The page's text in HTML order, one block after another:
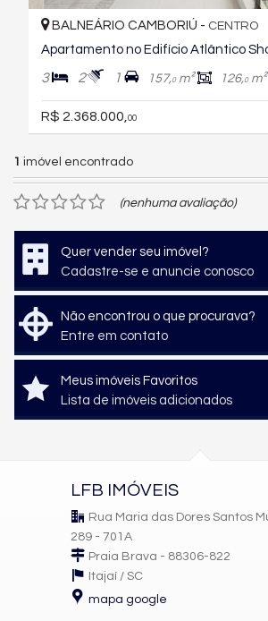
BALNEÁRIO CAMBORIÚ - CENTRO
Apartamento no Edifício Atlântico
3 2 1 157,0m² 126,0
R$ 2.368.000, 00
1 imóvel encontrado
(nenhuma avaliação)
Quer vender seu imóvel?
Cadastre-se e anuncie conosco
Não encontrou o que procurava?
Entre em contato
Meus imóveis Favoritos
Lista de imóveis adicionados
LFB IMÓVEIS
Rua Maria das Dores Santos
289 - 701A
Praia Brava - 88306-822
Itajaí / SC
mapa google